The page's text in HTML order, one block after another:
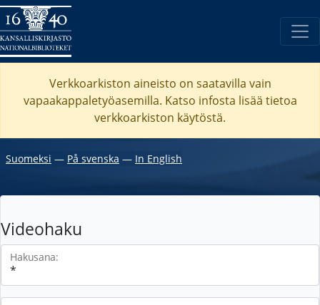
Verkkoarkiston aineisto on saatavilla vain
vapaakappaletyöasemilla. Katso infosta lisää tietoa
verkkoarkiston käytöstä.
Suomeksi ― På svenska ― In English
Videohaku
Hakusana: